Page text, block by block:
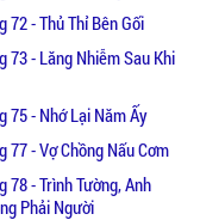
lần!
^_^
thể nói truyện
là phần 2 của
tiếp nhé.
72 - Thủ Thỉ Bên Gối
73 - Lăng Nhiễm Sau Khi
75 - Nhớ Lại Năm Ấy
77 - Vợ Chồng Nấu Cơm
78 - Trình Tường, Anh
Phải Người